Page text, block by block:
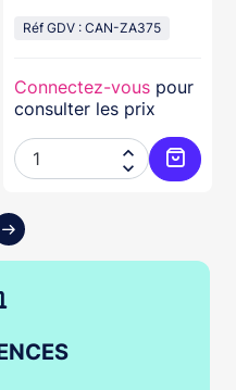
au panier
Réf GDV : CAN-ZA375
Connectez-vous pour
consulter les prix

